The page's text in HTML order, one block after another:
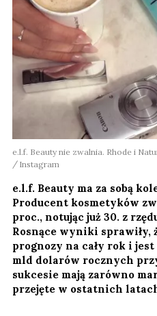
e.l.f. Beauty nie zwalnia. Rhode i
Instagram
e.l.f. Beauty ma za sobą
Producent kosmetyków
proc., notując już 30. z
Rosnące wyniki sprawiły,
prognozy na cały rok i
mld dolarów rocznych
sukcesie mają zarówno
przejęte w ostatnich